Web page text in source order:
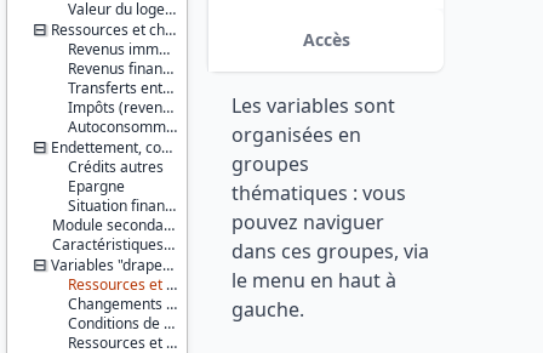
Valeur du logement
Ressources et charges
Revenus immobiliers ou fonciers
Revenus financiers
Transferts entre ménages
Impôts (revenu, locaux, fortune) / Prime pour l'emploi
Autoconsommation
Endettement, confort financier
Crédits autres
Epargne
Situation financière
Module secondaire européen
Caractéristiques d'enquête
Variables "drapeau"
Ressources et charges en période courante
Changements récents et jeunes enfants
Conditions de logement (résidence principale)
Ressources et charges
et
conditions
de vie
(SRCV)
Couverture
géographique :
France
métropolitaine
Producteur :
INSEE
Diffuseur :
Progedo-
Adisp
Accès
Les variables sont
organisées en
groupes
thématiques : vous
pouvez naviguer
dans ces groupes, via
le menu en haut à
gauche.